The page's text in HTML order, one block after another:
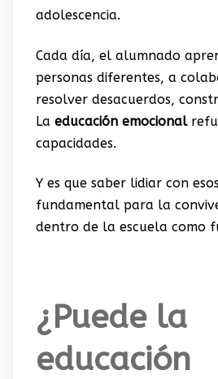
adolescencia.
Cada día, el alumnado
personas diferentes, a
resolver desacuerdos,
La educación emocional
capacidades.
Y es que saber lidiar con
fundamental para la
dentro de la escuela como
¿Puede la
educación